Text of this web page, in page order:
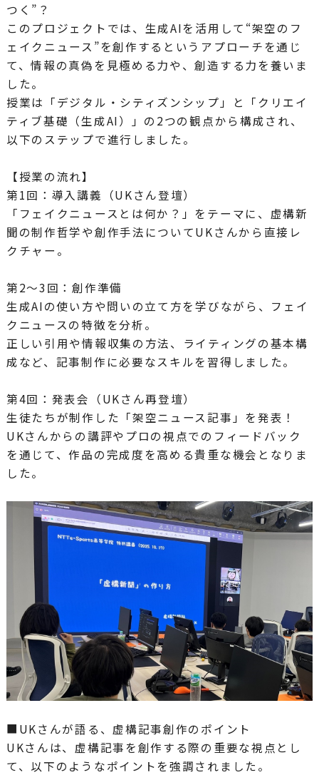
つく”？
このプロジェクトでは、生成AIを活用して“架空のフ
ェイクニュース”を創作するというアプローチを通じ
て、情報の真偽を見極める力や、創造する力を養いま
した。
授業は「デジタル・シティズンシップ」と「クリエイ
ティブ基礎（生成AI）」の2つの観点から構成され、
以下のステップで進行しました。
【授業の流れ】
第1回：導入講義（UKさん登壇）
「フェイクニュースとは何か？」をテーマに、虚構新
聞の制作哲学や創作手法についてUKさんから直接レ
クチャー。
第2〜3回：創作準備
生成AIの使い方や問いの立て方を学びながら、フェイ
クニュースの特徴を分析。
正しい引用や情報収集の方法、ライティングの基本構
成など、記事制作に必要なスキルを習得しました。
第4回：発表会（UKさん再登壇）
生徒たちが制作した「架空ニュース記事」を発表！
UKさんからの講評やプロの視点でのフィードバック
を通じて、作品の完成度を高める貴重な機会となりま
した。
■UKさんが語る、虚構記事創作のポイント
UKさんは、虚構記事を創作する際の重要な視点とし
て、以下のようなポイントを強調されました。